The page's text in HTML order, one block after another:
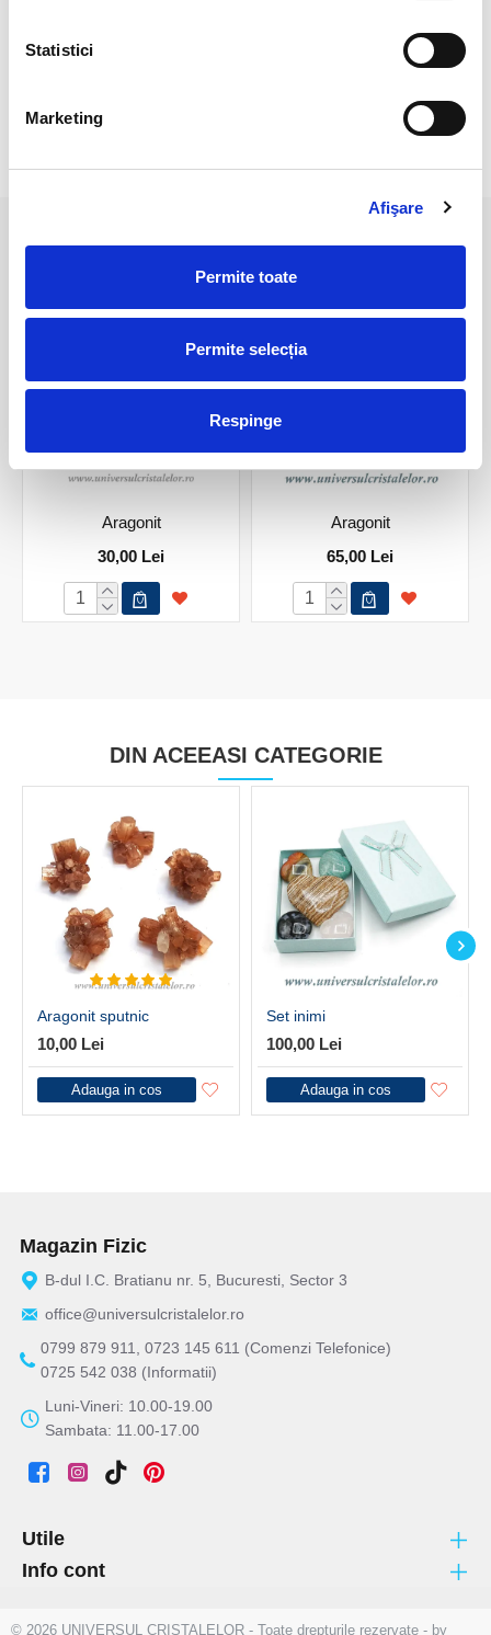
Statistici
Marketing
Afişare
Permite toate
Permite selecția
Respinge
Aragonitul este prin excelenta o piatra a stabilizarii, care
PRODUSE ASEMANATOARE
Aragonit
30,00 Lei
Aragonit
65,00 Lei
DIN ACEEASI CATEGORIE
Aragonit sputnic
10,00 Lei
Adauga in cos
Set inimi
100,00 Lei
Adauga in cos
Magazin Fizic
B-dul I.C. Bratianu nr. 5, Bucuresti, Sector 3
office@universulcristalelor.ro
0799 879 911, 0723 145 611 (Comenzi Telefonice)
0725 542 038 (Informatii)
Luni-Vineri: 10.00-19.00
Sambata: 11.00-17.00
Utile
Info cont
© 2026 UNIVERSUL CRISTALELOR - Toate drepturile rezervate - by